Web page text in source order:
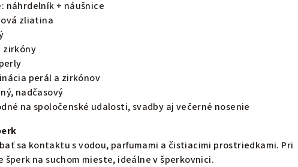
náhrdelník + náušnice
zliatina
zirkóny
perál a zirkónov
nadčasový
na spoločenské udalosti, svadby aj večerné nosenie
sa kontaktu s vodou, parfumami a čistiacimi prostriedkami. Pri
šperk na suchom mieste, ideálne v šperkovnici.